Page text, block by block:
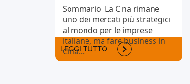
Sommario La Cina rimane
uno dei mercati più strategici
al mondo per le imprese
italiane, ma fare business in
Cina...
LEGGI TUTTO